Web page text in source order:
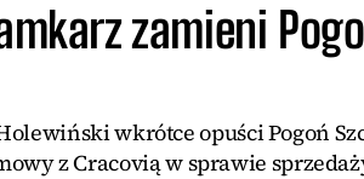
zamieni
wkrótce opuści Pogoń
z Cracovią w sprawie